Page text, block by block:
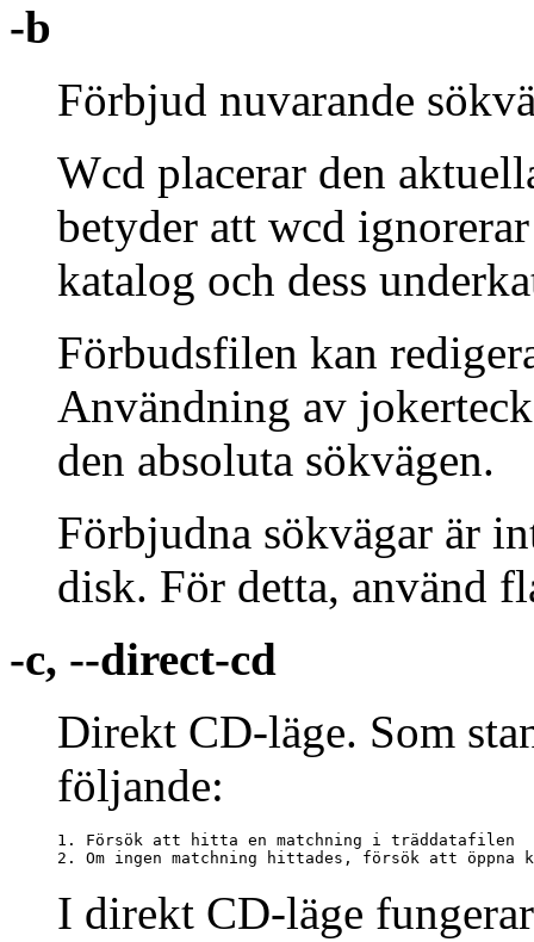
-b
Förbjud nuvarande
Wcd placerar den
betyder att wcd
katalog och dess
Förbudsfilen kan
Användning av
den absoluta sökvägen.
Förbjudna sökvägar är
disk. För detta, använd
-c, --direct-cd
Direkt CD-läge. Som
följande:
1. Försök att hitta en matchning i träddatafilen
2. Om ingen matchning hittades, försök att öppna
I direkt CD-läge